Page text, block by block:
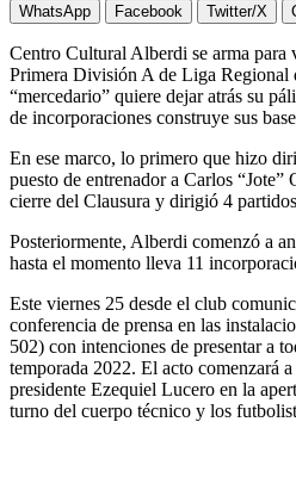
WhatsApp Facebook Twitter/X
Centro Cultural Alberdi se arma para
Primera División A de Liga Regional
“mercedario” quiere dejar atrás su
de incorporaciones construye sus
En ese marco, lo primero que hizo
puesto de entrenador a Carlos “Jote”
cierre del Clausura y dirigió 4
Posteriormente, Alberdi comenzó a
hasta el momento lleva 11
Este viernes 25 desde el club
conferencia de prensa en las
502) con intenciones de presentar a
temporada 2022. El acto comenzará
presidente Ezequiel Lucero en la
turno del cuerpo técnico y los